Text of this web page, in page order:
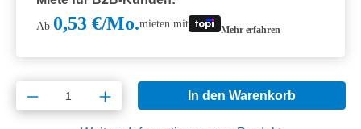
Ab 0,53 €/Mo.mieten mit Mehr erfahren
Produkt Anzahl: Gib den gewünschten
In den Warenkorb